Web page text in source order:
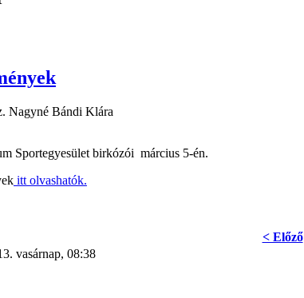
Nagyné Bándi Klára
Sportegyesület birkózói március 5-én.
itt olvashatók.
< Előző
vasárnap, 08:38